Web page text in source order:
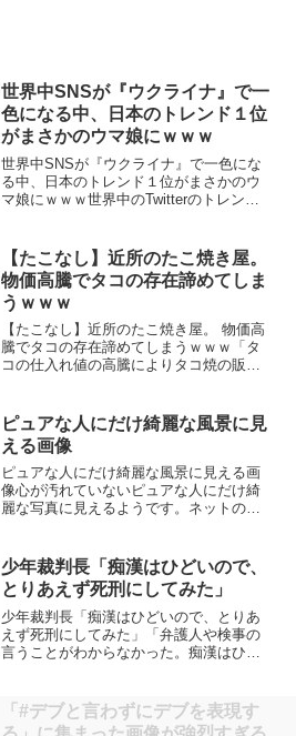
世界中SNSが『ウクライナ』で一
色になる中、日本のトレンド１位
がまさかのウマ娘にｗｗｗ
世界中SNSが『ウクライナ』で一色にな
る中、日本のトレンド１位がまさかのウ
マ娘にｗｗｗ世界中のTwitterのトレンド
娘になってしまったようですｗｗｗ【悲
報】世...
【たこなし】近所のたこ焼き屋。
物価高騰でタコの存在諦めてしま
うｗｗｗ
【たこなし】近所のたこ焼き屋。 物価高
騰でタコの存在諦めてしまうｗｗｗ「タ
コの仕入れ値の高騰によりタコ焼の販売
す。」というたこやき屋の貼り紙が話題
になっています。近所の...
ピュアな人にだけ綺麗な風景に見
える画像
ピュアな人にだけ綺麗な風景に見える画
像心が汚れていないピュアな人にだけ綺
麗な写真に見えるようです。ネットの反
成度高けーなオイ— ヒロ〠
(@amethyst_hiro)...
少年裁判長「痴漢はひどいので、
とりあえず死刑にしてみた」
少年裁判長「痴漢はひどいので、とりあ
えず死刑にしてみた」「弁護人や検事の
言うことがわからなかった。痴漢はひど
ビアすぎると反響を呼んでいます。 ネッ
トの声@nnd5300...
「#デブと言わずにデブを表現す